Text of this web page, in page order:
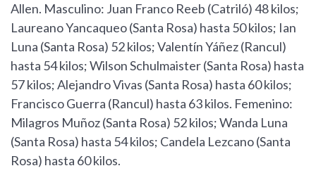
Allen. Masculino: Juan Franco Reeb (Catriló) 48 kilos;
Laureano Yancaqueo (Santa Rosa) hasta 50 kilos; Ian
Luna (Santa Rosa) 52 kilos; Valentín Yáñez (Rancul)
hasta 54 kilos; Wilson Schulmaister (Santa Rosa) hasta
57 kilos; Alejandro Vivas (Santa Rosa) hasta 60 kilos;
Francisco Guerra (Rancul) hasta 63 kilos. Femenino:
Milagros Muñoz (Santa Rosa) 52 kilos; Wanda Luna
(Santa Rosa) hasta 54 kilos; Candela Lezcano (Santa
Rosa) hasta 60 kilos.